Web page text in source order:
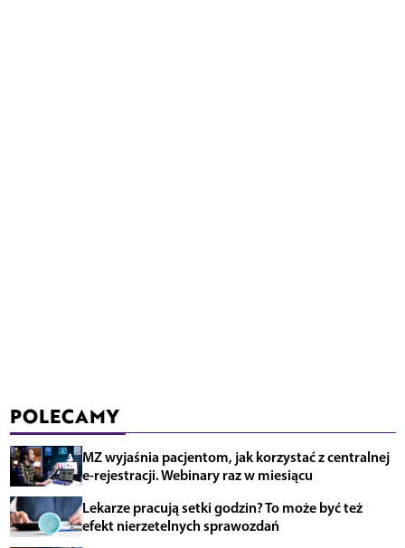
POLECAMY
MZ wyjaśnia pacjentom, jak korzystać z centralnej
e-rejestracji. Webinary raz w miesiącu
Lekarze pracują setki godzin? To może być też
efekt nierzetelnych sprawozdań